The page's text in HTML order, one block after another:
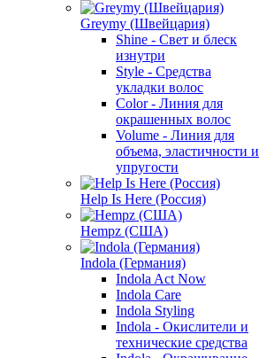
Greymy (Швейцария)
Shine - Свет и блеск
изнутри
Style - Средства
укладки волос
Color - Линия для
окрашенных волос
Volume - Линия для
объема, эластичности и
упругости
Help Is Here (Россия)
Hempz (США)
Indola (Германия)
Indola Act Now
Indola Care
Indola Styling
Indola - Окислители и
технические средства